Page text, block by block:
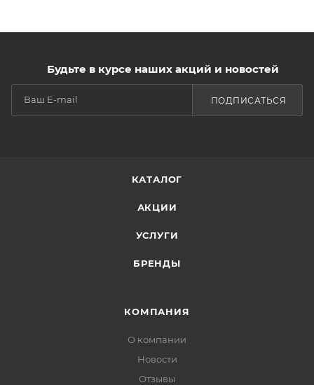
Будьте в курсе наших акций и новостей
ПОДПИСАТЬСЯ
КАТАЛОГ
АКЦИИ
УСЛУГИ
БРЕНДЫ
КОМПАНИЯ
О компании
Новости
Отзывы